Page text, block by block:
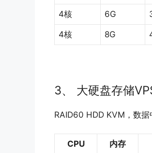
4核 6G
4核 8G
3、 大硬盘存储
RAID60 HDD KVM，数据
CPU 内存